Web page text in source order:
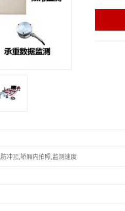
冲顶,轿厢内拍照,监测速度